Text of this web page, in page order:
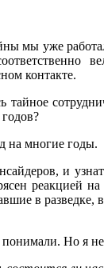
мы уже
контакте.
тайное
на многие годы.
и
в
Но я